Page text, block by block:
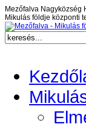
Mezőfalva Nagyközség
Mikulás földje központi